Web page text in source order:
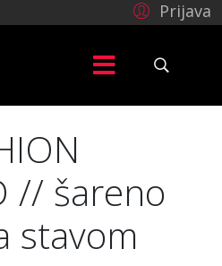
Prijava
// šareno
stavom